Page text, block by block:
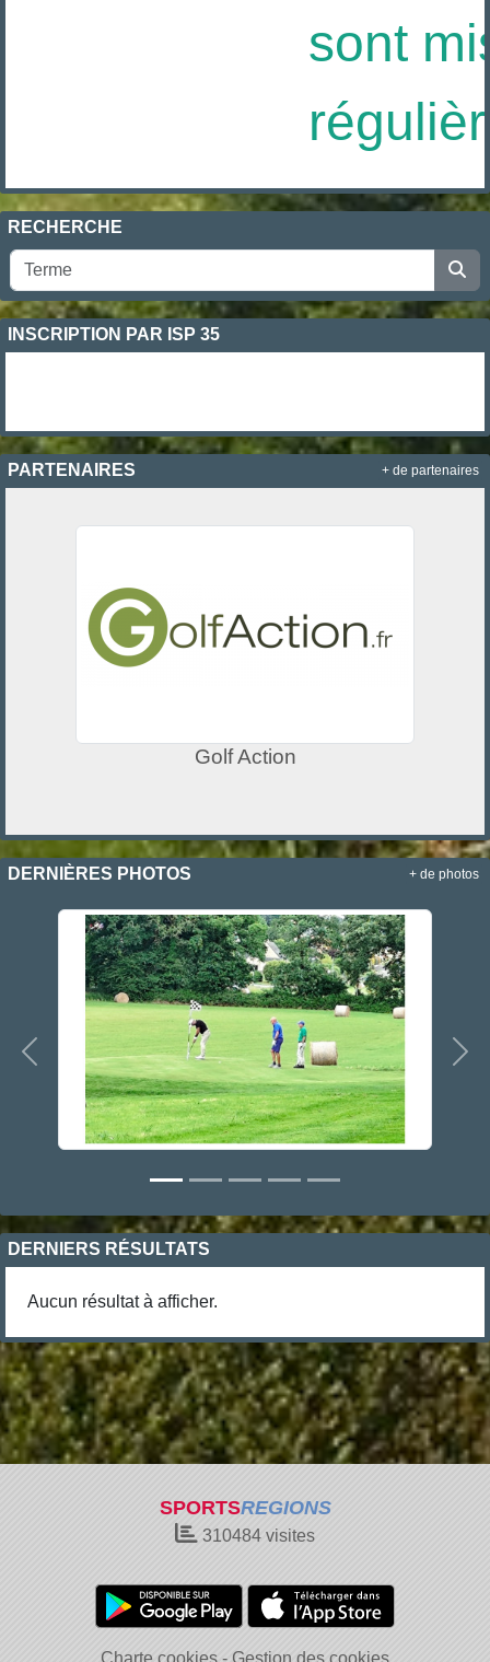
sont
RECHERCHE
INSCRIPTION PAR ISP 35
PARTENAIRES
Golf Action
+ de partenaires
DERNIÈRES PHOTOS
Précedent
+ de photos
DERNIERS RÉSULTATS
Aucun résultat à afficher.
SPORTSREGIONS
310484 visites
Charte cookies Gestion des cookies